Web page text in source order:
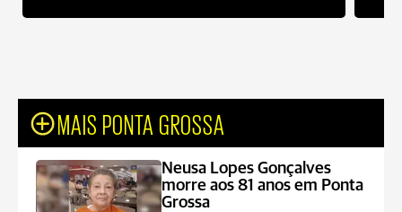
MAIS PONTA GROSSA
Neusa Lopes Gonçalves
morre aos 81 anos em Ponta
Grossa